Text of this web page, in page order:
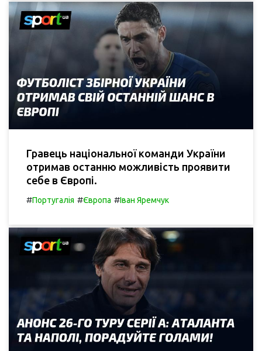
Гравець національної команди України
отримав останню можливість проявити
себе в Європі.
#Португалія #Європа #Іван Яремчук